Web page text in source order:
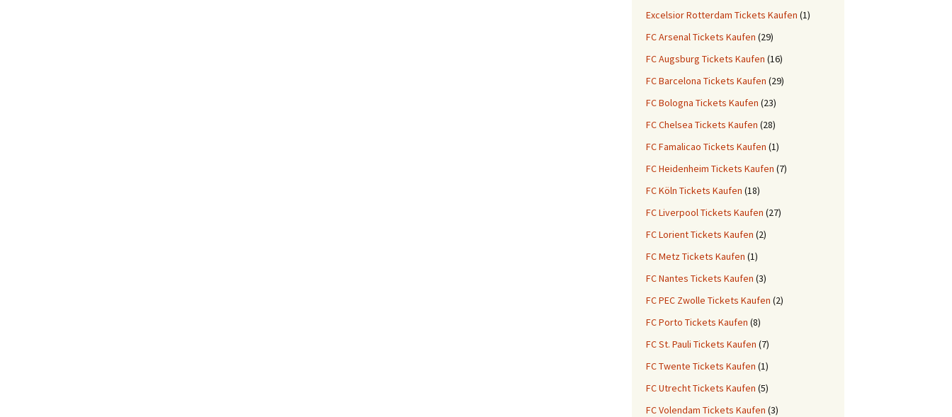
Excelsior Rotterdam Tickets Kaufen (1)
FC Arsenal Tickets Kaufen (29)
FC Augsburg Tickets Kaufen (16)
FC Barcelona Tickets Kaufen (29)
FC Bologna Tickets Kaufen (23)
FC Chelsea Tickets Kaufen (28)
FC Famalicao Tickets Kaufen (1)
FC Heidenheim Tickets Kaufen (7)
FC Köln Tickets Kaufen (18)
FC Liverpool Tickets Kaufen (27)
FC Lorient Tickets Kaufen (2)
FC Metz Tickets Kaufen (1)
FC Nantes Tickets Kaufen (3)
FC PEC Zwolle Tickets Kaufen (2)
FC Porto Tickets Kaufen (8)
FC St. Pauli Tickets Kaufen (7)
FC Twente Tickets Kaufen (1)
FC Utrecht Tickets Kaufen (5)
FC Volendam Tickets Kaufen (3)